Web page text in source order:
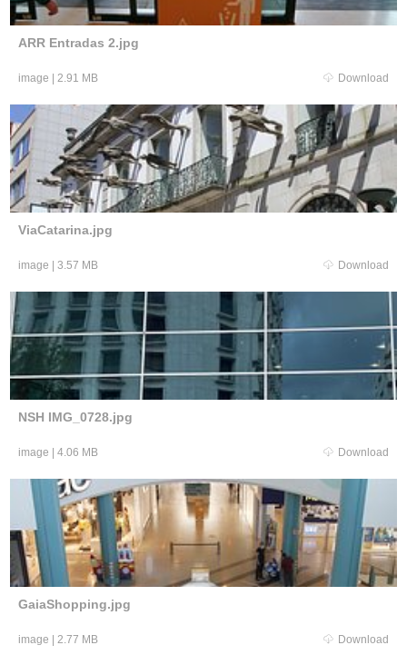
ARR Entradas 2.jpg
image 2.91 MB Download
ViaCatarina.jpg
image 3.57 MB Download
NSH IMG_0728.jpg
image 4.06 MB Download
GaiaShopping.jpg
image 2.77 MB Download